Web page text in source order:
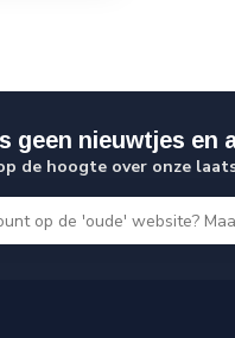
geen nieuwtjes en
de hoogte over onze